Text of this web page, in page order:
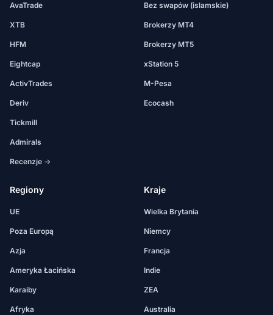
AvaTrade
XTB
HFM
Eightcap
ActivTrades
Deriv
Tickmill
Admirals
Recenzje →
Bez swapów (islamskie)
Brokerzy MT4
Brokerzy MT5
xStation 5
M-Pesa
Ecocash
Regiony
UE
Poza Europą
Azja
Ameryka Łacińska
Karaiby
Afryka
Kraje
Wielka Brytania
Niemcy
Francja
Indie
ZEA
Australia